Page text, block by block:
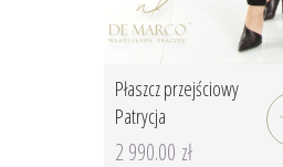
Płaszcz przejściowy
Patrycja
2 990.00 zł